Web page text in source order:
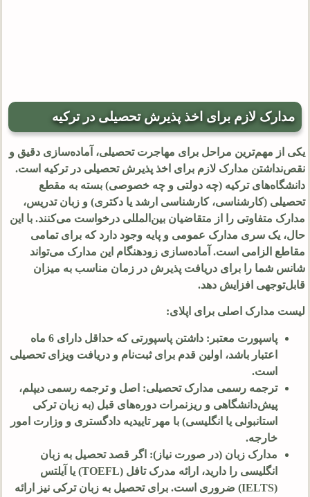
مدارک لازم برای اخذ پذیرش تحصیلی در ترکیه
یکی از مهم‌ترین مراحل برای مهاجرت تحصیلی، آماده‌سازی دقیق و
نقص‌نداشتن مدارک لازم برای اخذ پذیرش تحصیلی در ترکیه است.
دانشگاه‌های ترکیه (چه دولتی و چه خصوصی) بسته به مقطع
تحصیلی (کارشناسی، کارشناسی ارشد یا دکتری) و زبان تدریس،
مدارک متفاوتی را از متقاضیان بین‌المللی درخواست می‌کنند. با این
حال، یک سری مدارک عمومی و پایه وجود دارد که برای تمامی
مقاطع الزامی است. آماده‌سازی زودهنگام این مدارک می‌تواند
شانس شما را برای دریافت پذیرش در زمان مناسب به میزان
قابل‌توجهی افزایش دهد.
لیست مدارک اصلی برای اپلای:
پاسپورت معتبر: داشتن پاسپورتی که حداقل دارای6 ماه
اعتبار باشد، اولین قدم برای ثبت‌نام و دریافت ویزای تحصیلی
است.
ترجمه رسمی مدارک تحصیلی: اصل و ترجمه رسمی دیپلم،
پیش‌دانشگاهی و ریزنمرات دوره‌های قبل (به زبان ترکی
استانبولی یا انگلیسی) با مهر تاییدیه دادگستری و وزارت امور
خارجه.
مدارک زبان (در صورت نیاز): اگر قصد تحصیل به زبان
انگلیسی را دارید، ارائه مدرک تافل (TOEFL) یا آیلتس
(IELTS) ضروری است. برای تحصیل به زبان ترکی نیز ارائه